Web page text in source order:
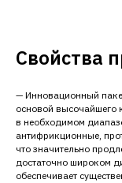
Свойства
— Инновационный
основой высочайшего
в необходимом
антифрикционные,
что значительно
достаточно широком
обеспечивает